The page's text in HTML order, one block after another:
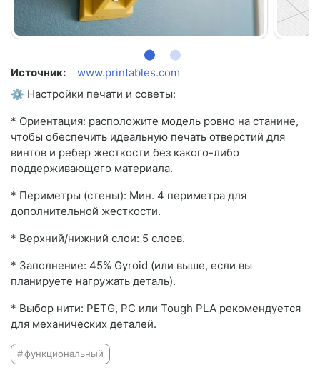
Источник:
www.printables.com
⚙ Настройки печати и советы:
* Ориентация: расположите модель ровно на станине,
чтобы обеспечить идеальную печать отверстий для
винтов и ребер жесткости без какого-либо
поддерживающего материала.
* Периметры (стены): Мин. 4 периметра для
дополнительной жесткости.
* Верхний/нижний слои: 5 слоев.
* Заполнение: 45% Gyroid (или выше, если вы
планируете нагружать деталь).
* Выбор нити: PETG, PC или Tough PLA рекомендуется
для механических деталей.
функциональный